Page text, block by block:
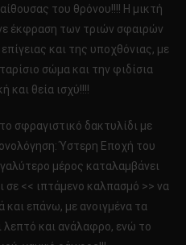
του θρόνου!!!! Η μικτή
έκφραση των τριών σφαιρών
και της υποχθόνιας, με
σώμα και την φιδίσια
και θεία ισχύ!!!!
σφραγιστικό δακτυλίδι με
Ύστερη Εποχή του
μέρος καταλαμβάνει
σε << ιπτάμενο καλπασμό >> να
και επάνω, με ανοιγμένα τα
λεπτό και ανάλαφρο, ενώ το